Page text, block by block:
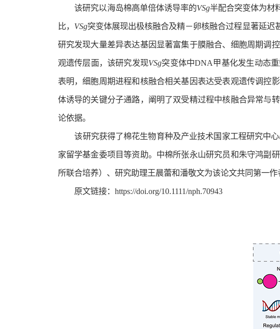
该研究以海岛棉高单倍体诱导率的VSg半配合突变体为材
比， VSg突变体展现出极核融合及精－卵核融合过程显著延
研究发现大量差异表达基因显著富集于膜融合、细胞周期调
观遗传层面，该研究发现VSg突变体中DNA甲基化发生动态
表明，细胞周期进程和核融合相关基因表达受表观遗传调控
体诱导的关键分子通路，阐明了双受精过程中核融合异常与
论依据。
该研究获得了棉花生物育种及产业技术国家工程研究中
家留学基金委项目等资助。中棉所张永山研究员和朱守鸿副
所联合培养）、研究助理王晨蕾和潘敬文为该论文共同第一作
原文链接：https://doi.org/10.1111/nph.70943